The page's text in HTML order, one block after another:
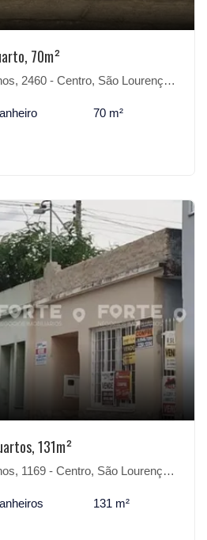
70m²
- Centro, São Lourenço do Sul-RS
70 m²
131m²
- Centro, São Lourenço do Sul-RS
131 m²